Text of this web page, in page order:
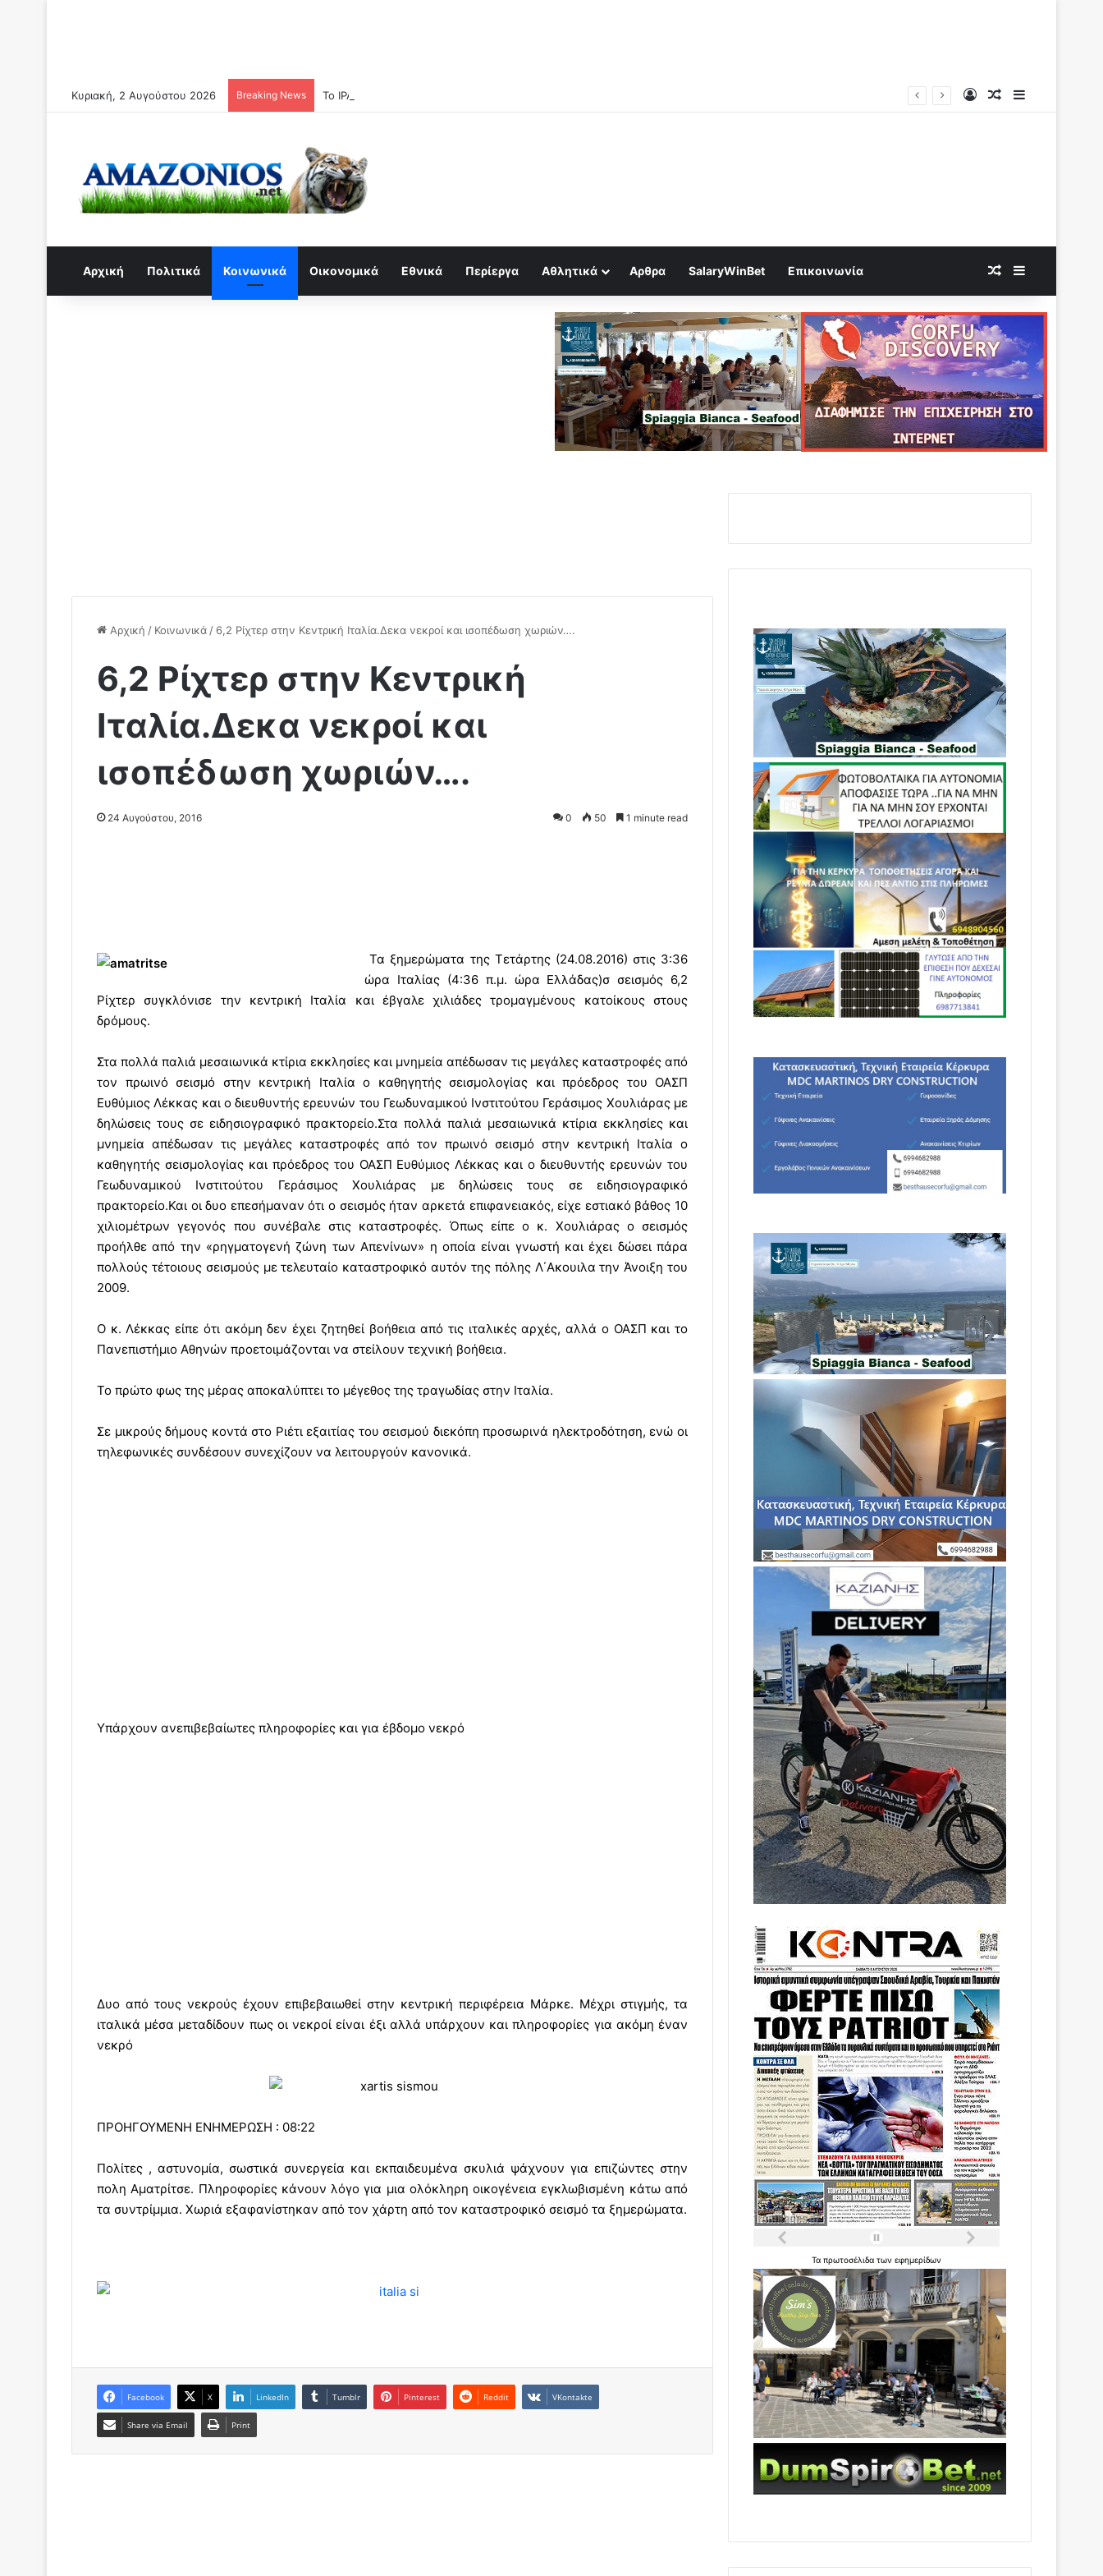
Κυριακή, 2 Αυγούστου 2026 Breaking News Το ΙΡΑΝ κτυπά πρώτο .Δεν περιμένει πλήγματα..Το Hormuz κρίνει τον πόλεμο, ο Trump καταρρέει Log InRandom Article
Αρχική Πολιτικά Κοινωνικά Οικονομικά Εθνικά Περίεργα Αθλητικά Αρθρα SalaryWinBet Επικοινωνία Random Article
Αρχική / Κοινωνικά / 6,2 Ρίχτερ στην Κεντρική Ιταλία.Δεκα νεκροί και ισοπέδωση χωριών….
6,2 Ρίχτερ στην Κεντρική
Ιταλία.Δεκα νεκροί και
ισοπέδωση χωριών….
24 Αυγούστου, 2016 0 50 1 minute read
Τα ξημερώματα της Τετάρτης (24.08.2016) στις 3:36
ώρα Ιταλίας (4:36 π.μ. ώρα Ελλάδας)σ σεισμός 6,2
Ρίχτερ συγκλόνισε την κεντρική Ιταλία και έβγαλε χιλιάδες τρομαγμένους κατοίκους στους
δρόμους.
Στα πολλά παλιά μεσαιωνικά κτίρια εκκλησίες και μνημεία απέδωσαν τις μεγάλες καταστροφές από
τον πρωινό σεισμό στην κεντρική Ιταλία ο καθηγητής σεισμολογίας και πρόεδρος του ΟΑΣΠ
Ευθύμιος Λέκκας και ο διευθυντής ερευνών του Γεωδυναμικού Ινστιτούτου Γεράσιμος Χουλιάρας με
δηλώσεις τους σε ειδησιογραφικό πρακτορείο.Στα πολλά παλιά μεσαιωνικά κτίρια εκκλησίες και
μνημεία απέδωσαν τις μεγάλες καταστροφές από τον πρωινό σεισμό στην κεντρική Ιταλία ο
καθηγητής σεισμολογίας και πρόεδρος του ΟΑΣΠ Ευθύμιος Λέκκας και ο διευθυντής ερευνών του
Γεωδυναμικού Ινστιτούτου Γεράσιμος Χουλιάρας με δηλώσεις τους σε ειδησιογραφικό
πρακτορείο.Και οι δυο επεσήμαναν ότι ο σεισμός ήταν αρκετά επιφανειακός, είχε εστιακό βάθος 10
χιλιομέτρων γεγονός που συνέβαλε στις καταστροφές. Όπως είπε ο κ. Χουλιάρας ο σεισμός
προήλθε από την «ρηγματογενή ζώνη των Απενίνων» η οποία είναι γνωστή και έχει δώσει πάρα
πολλούς τέτοιους σεισμούς με τελευταίο καταστροφικό αυτόν της πόλης Λ΄Ακουιλα την Άνοιξη του
2009.
Ο κ. Λέκκας είπε ότι ακόμη δεν έχει ζητηθεί βοήθεια από τις ιταλικές αρχές, αλλά ο ΟΑΣΠ και το
Πανεπιστήμιο Αθηνών προετοιμάζονται να στείλουν τεχνική βοήθεια.
Το πρώτο φως της μέρας αποκαλύπτει το μέγεθος της τραγωδίας στην Ιταλία.
Σε μικρούς δήμους κοντά στο Ριέτι εξαιτίας του σεισμού διεκόπη προσωρινά ηλεκτροδότηση, ενώ οι
τηλεφωνικές συνδέσουν συνεχίζουν να λειτουργούν κανονικά.
Υπάρχουν ανεπιβεβαίωτες πληροφορίες και για έβδομο νεκρό
Δυο από τους νεκρούς έχουν επιβεβαιωθεί στην κεντρική περιφέρεια Μάρκε. Μέχρι στιγμής, τα
ιταλικά μέσα μεταδίδουν πως οι νεκροί είναι έξι αλλά υπάρχουν και πληροφορίες για ακόμη έναν
νεκρό
ΠΡΟΗΓΟΥΜΕΝΗ ΕΝΗΜΕΡΩΣΗ : 08:22
Πολίτες , αστυνομία, σωστικά συνεργεία και εκπαιδευμένα σκυλιά ψάχνουν για επιζώντες στην
πολη Αματρίτσε. Πληροφορίες κάνουν λόγο για μια ολόκληρη οικογένεια εγκλωβισμένη κάτω από
τα συντρίμμια. Χωριά εξαφανίστηκαν από τον χάρτη από τον καταστροφικό σεισμό τα ξημερώματα.
Facebook X LinkedIn Tumblr Pinterest Reddit VKontakte
Share via Email Print
Ταπρωτοσέλιδατωνεφημερίδων